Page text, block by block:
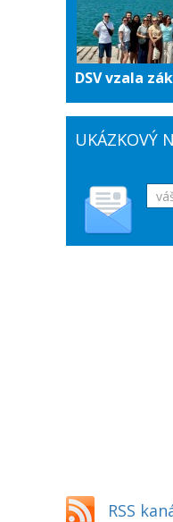
DSV vzala
UKÁZKOVÝ
RSS